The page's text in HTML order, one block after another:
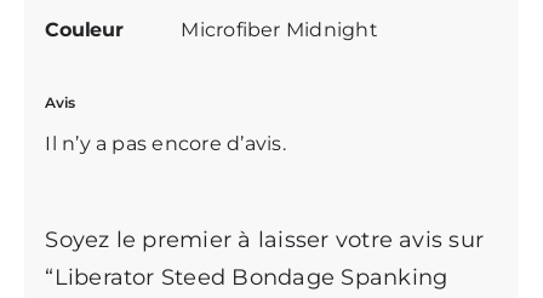
Couleur
Microfiber Midnight
Avis
Il n’y a pas encore d’avis.
Soyez le premier à laisser votre avis sur
“Liberator Steed Bondage Spanking